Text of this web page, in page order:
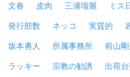
文春
皮肉 三浦瑠麗 ミス
発行部数
ネッコ 実質的
坂本勇人
所属事務所 前山剛
ラッキー
宗教の勧誘 出荷